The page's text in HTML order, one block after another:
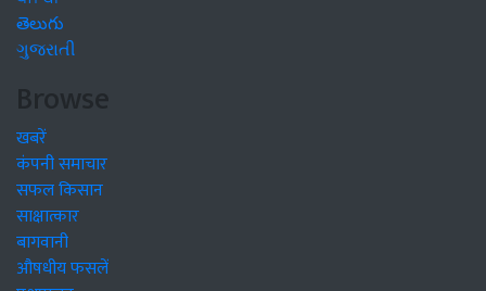
తెలుగు
ગુજરાતી
Browse
खबरें
कंपनी समाचार
सफल किसान
साक्षात्कार
बागवानी
औषधीय फसलें